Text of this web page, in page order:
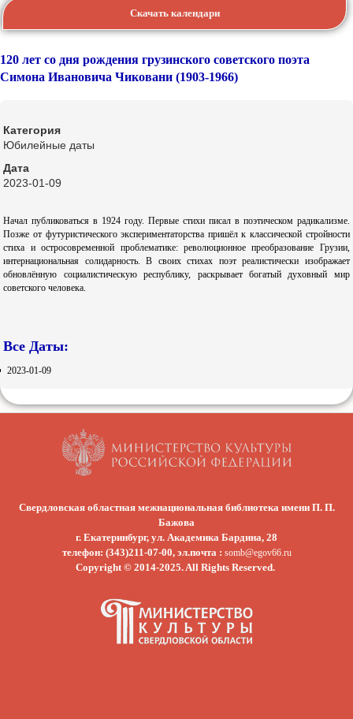
Скачать календари
120 лет со дня рождения грузинского советского поэта
Симона Ивановича Чиковани (1903-1966)
Категория
Юбилейные даты
Дата
2023-01-09
Начал публиковаться в 1924 году. Первые стихи писал в поэтическом радикализме.
Позже от футуристического экспериментаторства пришёл к классической стройности
стиха и остросовременной проблематике: революционное преобразование Грузии,
интернациональная солидарность. В своих стихах поэт реалистически изображает
обновлённую социалистическую республику, раскрывает богатый духовный мир
советского человека.
Все Даты:
2023-01-09
Свердловская областная межнациональная библиотека имени П. П.
Бажова
г. Екатеринбург, ул. Академика Бардина, 28
телефон: (343)211-07-00, эл.почта : somb@egov66.ru
Copyright © 2014-2025. All Rights Reserved.